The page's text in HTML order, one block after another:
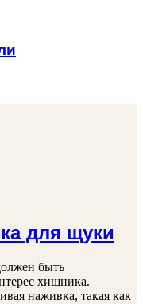
для щуки
быть
хищника.
наживка, такая как